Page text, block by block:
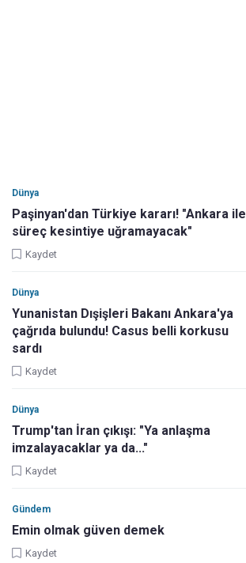
Dünya
Paşinyan'dan Türkiye kararı! "Ankara ile
süreç kesintiye uğramayacak"
Kaydet
Dünya
Yunanistan Dışişleri Bakanı Ankara'ya
çağrıda bulundu! Casus belli korkusu
sardı
Kaydet
Dünya
Trump'tan İran çıkışı: "Ya anlaşma
imzalayacaklar ya da..."
Kaydet
Gündem
Emin olmak güven demek
Kaydet